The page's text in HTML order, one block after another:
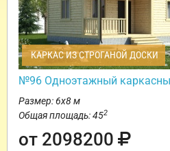
КАРКАС ИЗ СТРОГАНОЙ ДОСКИ
№96 Одноэтажный
Размер: 6х8 м
Общая площадь: 452
от 2098200